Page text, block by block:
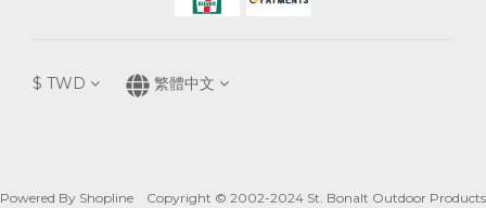
$ TWD 繁體中文
Powered By Shopline Copyright © 2002-2024 St. Bonalt Outdoor Products